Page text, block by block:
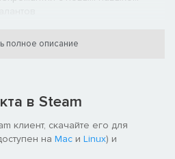
полное описание
в Steam
клиент, скачайте его для
на Mac и Linux) и